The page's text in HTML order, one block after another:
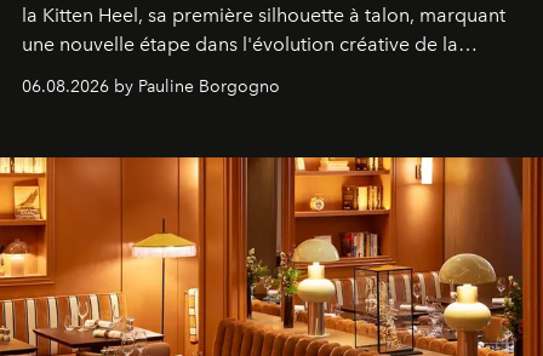
la Kitten Heel, sa première silhouette à talon, marquant
une nouvelle étape dans l'évolution créative de la
06.08.2026 by Pauline Borgogno